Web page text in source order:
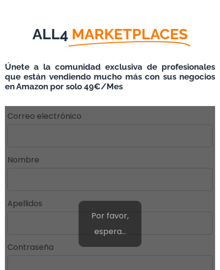
contenido
página
ALL4 MARKETPLACES
Únete a la comunidad exclusiva de profesionales
que están vendiendo mucho más con sus negocios
en Amazon por solo 49€/Mes
Correo electrónico
Nombre
Apellidos
Contraseña
Por favor,
espera…